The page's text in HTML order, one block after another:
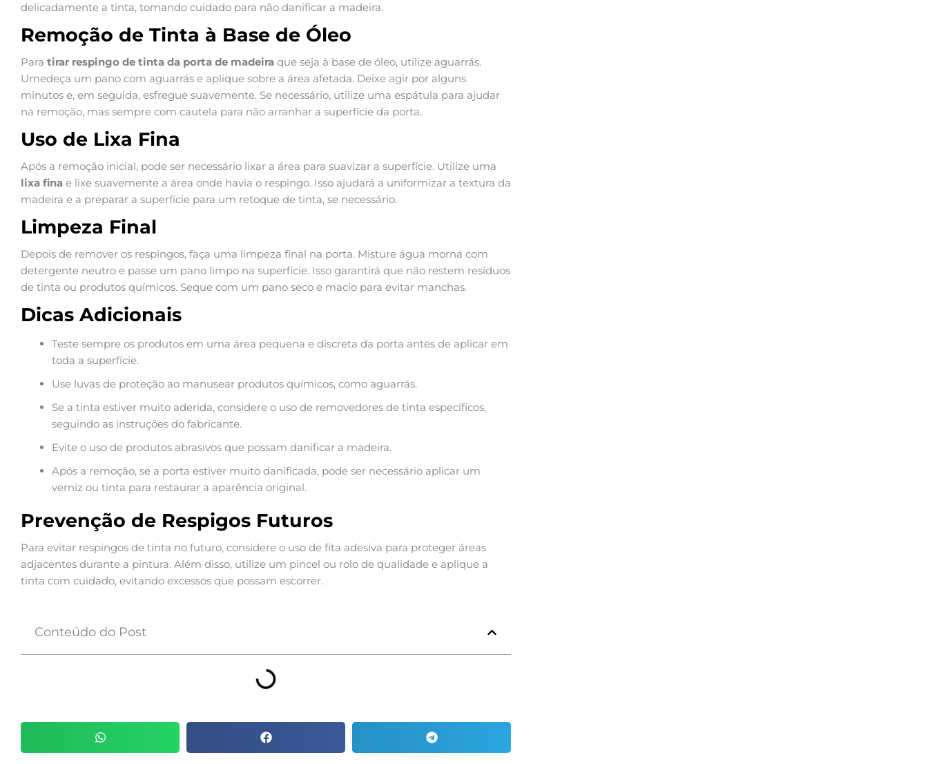
delicadamente a tinta, tomando cuidado para não danificar a madeira.
Remoção de Tinta à Base de Óleo
Para tirar respingo de tinta da porta de madeira que seja à base de óleo, utilize aguarrás.
Umedeça um pano com aguarrás e aplique sobre a área afetada. Deixe agir por alguns
minutos e, em seguida, esfregue suavemente. Se necessário, utilize uma espátula para ajudar
na remoção, mas sempre com cautela para não arranhar a superfície da porta.
Uso de Lixa Fina
Após a remoção inicial, pode ser necessário lixar a área para suavizar a superfície. Utilize uma
lixa fina e lixe suavemente a área onde havia o respingo. Isso ajudará a uniformizar a textura da
madeira e a preparar a superfície para um retoque de tinta, se necessário.
Limpeza Final
Depois de remover os respingos, faça uma limpeza final na porta. Misture água morna com
detergente neutro e passe um pano limpo na superfície. Isso garantirá que não restem resíduos
de tinta ou produtos químicos. Seque com um pano seco e macio para evitar manchas.
Dicas Adicionais
Teste sempre os produtos em uma área pequena e discreta da porta antes de aplicar em
toda a superfície.
Use luvas de proteção ao manusear produtos químicos, como aguarrás.
Se a tinta estiver muito aderida, considere o uso de removedores de tinta específicos,
seguindo as instruções do fabricante.
Evite o uso de produtos abrasivos que possam danificar a madeira.
Após a remoção, se a porta estiver muito danificada, pode ser necessário aplicar um
verniz ou tinta para restaurar a aparência original.
Prevenção de Respigos Futuros
Para evitar respingos de tinta no futuro, considere o uso de fita adesiva para proteger áreas
adjacentes durante a pintura. Além disso, utilize um pincel ou rolo de qualidade e aplique a
tinta com cuidado, evitando excessos que possam escorrer.
Conteúdo do Post